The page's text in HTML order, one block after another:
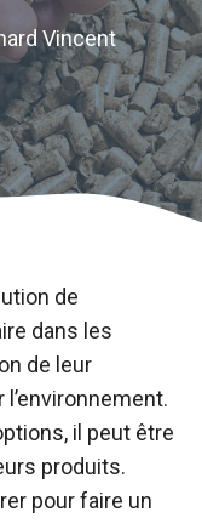
Vincent
de
dans les
de leur
il peut être
produits.
pour faire un